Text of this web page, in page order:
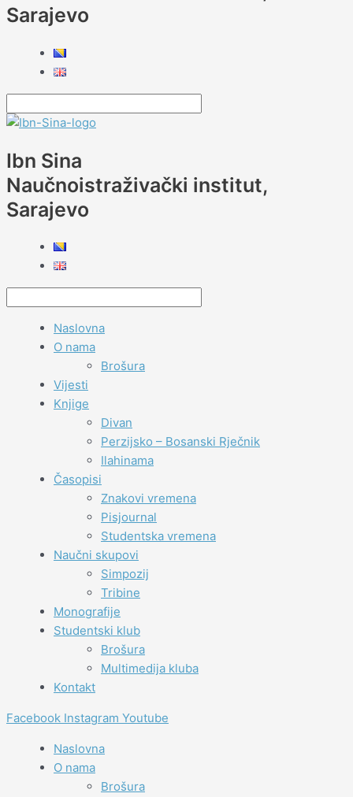
Sarajevo
Ibn Sina
Naučnoistraživački institut,
Sarajevo
Naslovna
O nama
Brošura
Vijesti
Knjige
Divan
Perzijsko – Bosanski Rječnik
Ilahinama
Časopisi
Znakovi vremena
Pisjournal
Studentska vremena
Naučni skupovi
Simpozij
Tribine
Monografije
Studentski klub
Brošura
Multimedija kluba
Kontakt
Facebook Instagram Youtube
Naslovna
O nama
Brošura